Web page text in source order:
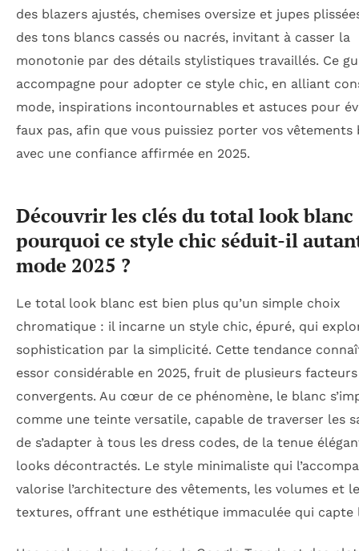
des blazers ajustés, chemises oversize et jupes
des tons blancs cassés ou nacrés, invitant à casser la
monotonie par des détails stylistiques travaillés. Ce
accompagne pour adopter ce style chic, en alliant
mode, inspirations incontournables et astuces pour
faux pas, afin que vous puissiez porter vos vêtements
avec une confiance affirmée en 2025.
Découvrir les clés du total look blanc
pourquoi ce style chic séduit-il
mode 2025 ?
Le total look blanc est bien plus qu’un simple choix
chromatique : il incarne un style chic, épuré, qui
sophistication par la simplicité. Cette tendance
essor considérable en 2025, fruit de plusieurs facteurs
convergents. Au cœur de ce phénomène, le blanc
comme une teinte versatile, capable de traverser les
de s’adapter à tous les dress codes, de la tenue
looks décontractés. Le style minimaliste qui
valorise l’architecture des vêtements, les volumes et
textures, offrant une esthétique immaculée qui capte